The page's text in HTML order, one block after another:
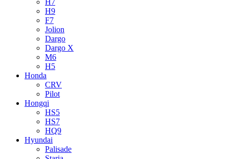
H9
F7
Jolion
Dargo
Dargo X
M6
H5
Honda
CRV
Pilot
Hongqi
HS5
HS7
HQ9
Hyundai
Palisade